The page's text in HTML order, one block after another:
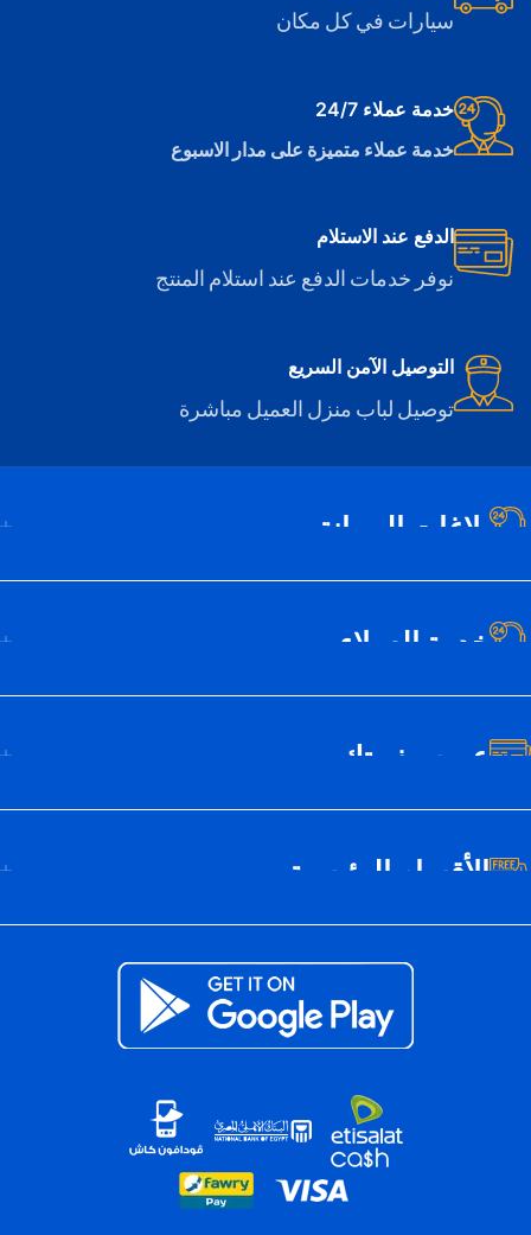
اللون:
ابيضسيارات في كل مكان
خدمة عملاء 24/7
خدمة عملاء متميزة على مدار الاسبوع
الدفع عند الاستلام
نوفر خدمات الدفع عند استلام المنتج
التوصيل الآمن السريع
توصيل لباب منزل العميل مباشرة
بلاغات الصيانة
خدمة العملاء
عن سيف تك
الأقسام الرئيسية